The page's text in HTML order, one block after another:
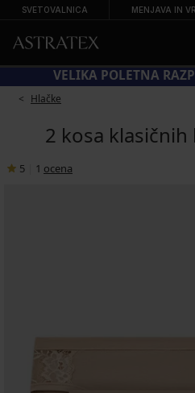
SVETOVALNICA MENJAVA IN
VELIKA POLETNA
Hlačke
2 kosa
5 1 ocena